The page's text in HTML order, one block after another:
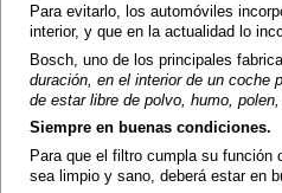
Para evitarlo, los automóviles
interior, y que en la actualidad lo
Bosch, uno de los principales
duración, en el interior de un coche
de estar libre de polvo, humo,
Siempre en buenas condiciones.
Para que el filtro cumpla su función
sea limpio y sano, deberá estar en